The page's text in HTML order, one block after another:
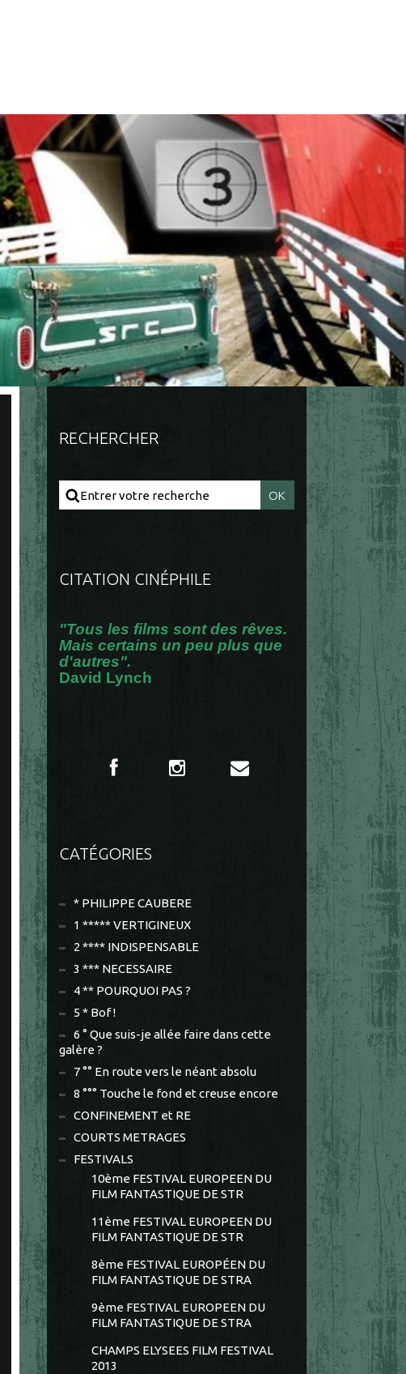
RECHERCHER
CITATION CINÉPHILE
"Tous les films sont des rêves.
Mais certains un peu plus que
d'autres".
David Lynch
CATÉGORIES
* PHILIPPE CAUBERE
1 ***** VERTIGINEUX
2 **** INDISPENSABLE
3 *** NECESSAIRE
4 ** POURQUOI PAS ?
5 * Bof !
6 ° Que suis-je allée faire dans cette
galère ?
7 °° En route vers le néant absolu
8 °°° Touche le fond et creuse encore
CONFINEMENT et RE
COURTS METRAGES
FESTIVALS
10ème FESTIVAL EUROPEEN DU
FILM FANTASTIQUE DE STR
11ème FESTIVAL EUROPEEN DU
FILM FANTASTIQUE DE STR
8ème FESTIVAL EUROPÉEN DU
FILM FANTASTIQUE DE STRA
9ème FESTIVAL EUROPEEN DU
FILM FANTASTIQUE DE STRA
CHAMPS ELYSEES FILM FESTIVAL
2013